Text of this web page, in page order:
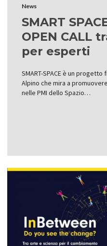
News
SMART
OPEN CALL
per esperti
SMART-SPACE è un
Alpino che mira a
nelle PMI dello Spazio…